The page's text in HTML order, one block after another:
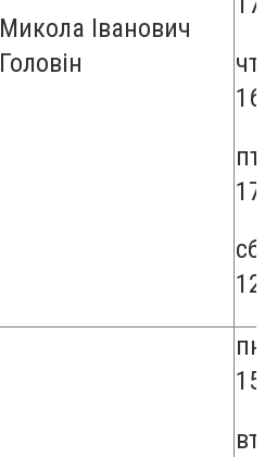
Микола Іванович
Головін